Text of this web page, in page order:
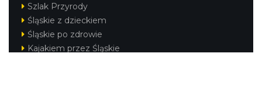
Szlak Przyrody
Śląskie z dzieckiem
Śląskie po zdrowie
Kajakiem przez Śląskie